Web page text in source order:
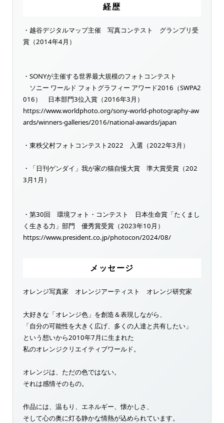
経歴
・越谷デジタルマップ主催 写真コンテスト グランプリ受
賞（2014年4月）
・SONYが主催する世界最大規模のフォトコンテスト
ソニー ワールド フォトグラフィー アワード2016（SWPA2
016） 日本部門3位入賞（2016年3月）
https://www.worldphoto.org/sony-world-photography-aw
ards/winners-galleries/2016/national-awards/japan
・東秩父村フォトコンテスト2022 入選（2022年3月）
・「日刊ゲンダイ」我が家の猫自慢大賞 準大賞受賞（202
3月1月）
・第30回 環境フォト・コンテスト 日本生命賞「たくまし
く生きる力」部門 優秀賞受賞（2023年10月）
https://www.president.co.jp/photocon/2024/08/
メッセージ
オレンジ写真家 オレンジアーティスト オレンジ研究家
大好きな「オレンジ色」を創造＆表現しながら、
「自分の可能性を大きく広げ、多くの人達と共有したい」
という想いから2010年7月に生まれた
私のオレンジクリエイティブワールド。
オレンジは、ただの色ではない。
それは感情そのもの。
作品には、温もり、エネルギー、懐かしさ、
そして心の奥に灯る静かな情熱が込められています。